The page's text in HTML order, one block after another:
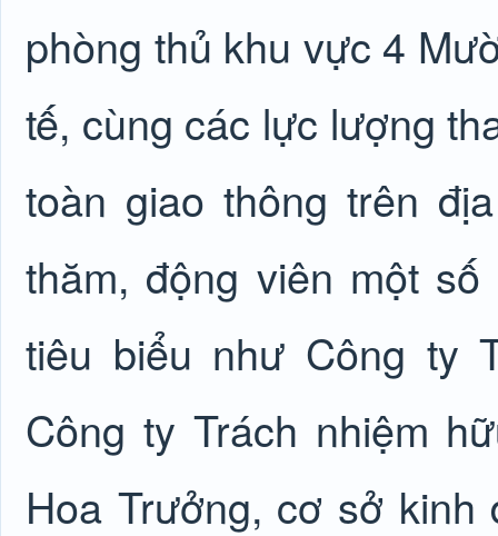
phòng thủ khu vực 4
tế, cùng các lực lượng
toàn giao thông trên
thăm, động viên một
tiêu biểu như Công ty
Công ty Trách nhiệm
Hoa Trưởng, cơ sở